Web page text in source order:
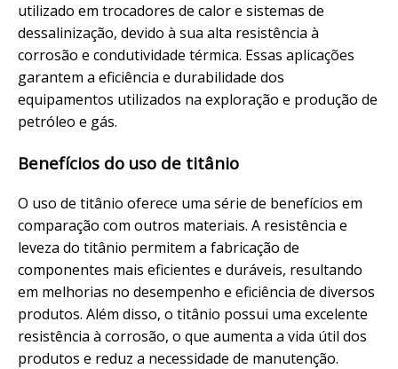
utilizado em trocadores de calor e sistemas de
dessalinização, devido à sua alta resistência à
corrosão e condutividade térmica. Essas aplicações
garantem a eficiência e durabilidade dos
equipamentos utilizados na exploração e produção de
petróleo e gás.
Benefícios do uso de titânio
O uso de titânio oferece uma série de benefícios em
comparação com outros materiais. A resistência e
leveza do titânio permitem a fabricação de
componentes mais eficientes e duráveis, resultando
em melhorias no desempenho e eficiência de diversos
produtos. Além disso, o titânio possui uma excelente
resistência à corrosão, o que aumenta a vida útil dos
produtos e reduz a necessidade de manutenção.